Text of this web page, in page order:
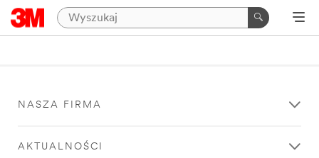
NASZA FIRMA
AKTUALNOŚCI